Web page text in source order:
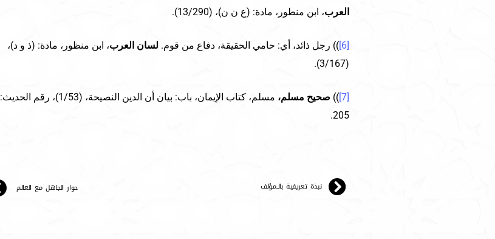
العرب، ابن منطور، مادة: (ع ن ن)، (13/290).
[6] )) رجل ذائد، أي: حامي الحقيقة، دفاع من قوم. لسان العرب، ابن منظور، مادة: (ذ و د)،
(3/167).
[7]
)) صحيح مسلم،
مسلم، كتاب الإيمان، باب: بيان أن الدين النصيحة، (1/53)، رقم الحديث:
205.
نبذة تعريفية بالـمـؤلف حوار الجاهل مع العالم